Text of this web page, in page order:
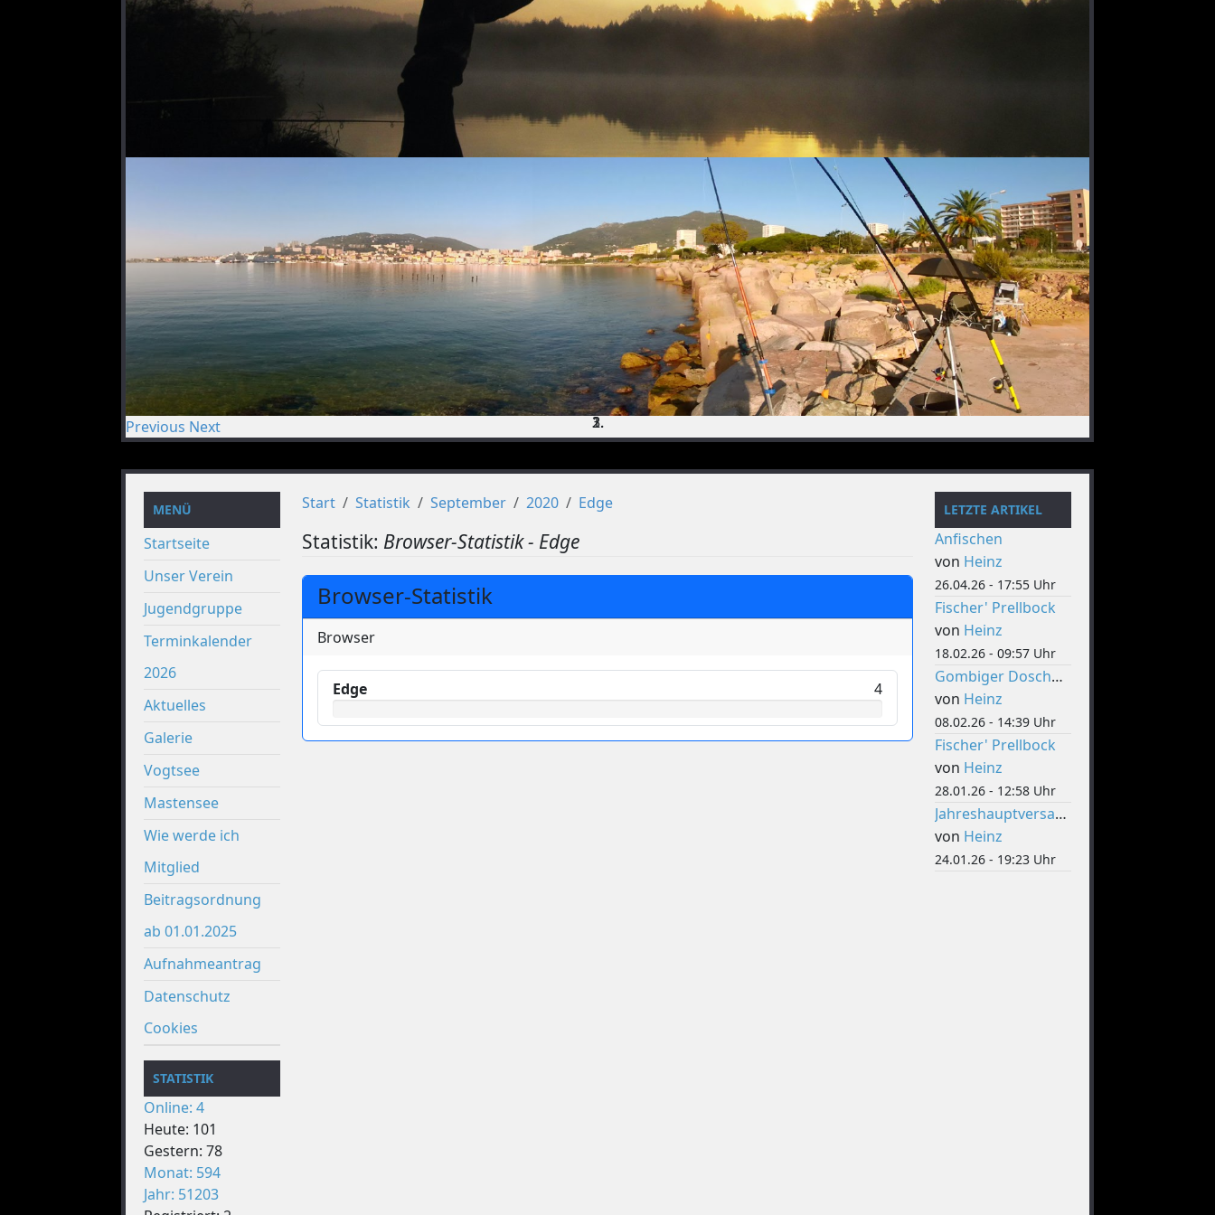
Previous Next
MENÜ
Startseite
Unser Verein
Jugendgruppe
Terminkalender
2026
Aktuelles
Galerie
Vogtsee
Mastensee
Wie werde ich
Mitglied
Beitragsordnung
ab 01.01.2025
Aufnahmeantrag
Datenschutz
Cookies
STATISTIK
Online: 4
Heute: 101
Gestern: 78
Monat: 594
Jahr: 51203
Start Statistik September 2020 Edge
Statistik: Browser-Statistik - Edge
Browser-Statistik
Browser
Edge 4
LETZTE ARTIKEL
Anfischen
von Heinz
26.04.26 - 17:55 Uhr
Fischer' Prellbock
von Heinz
18.02.26 - 09:57 Uhr
Gombiger Doschdig
von Heinz
08.02.26 - 14:39 Uhr
Fischer' Prellbock
von Heinz
28.01.26 - 12:58 Uhr
Jahreshauptversammlung
von Heinz
24.01.26 - 19:23 Uhr